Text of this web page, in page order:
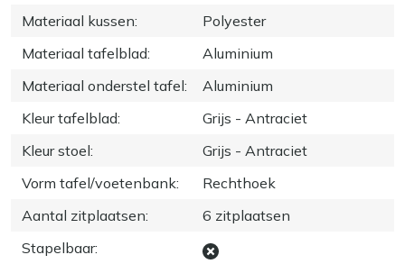
Materiaal kussen:
Polyester
Materiaal tafelblad:
Aluminium
Materiaal onderstel tafel:
Aluminium
Kleur tafelblad:
Grijs - Antraciet
Kleur stoel:
Grijs - Antraciet
Vorm tafel/voetenbank:
Rechthoek
Aantal zitplaatsen:
6 zitplaatsen
Stapelbaar: